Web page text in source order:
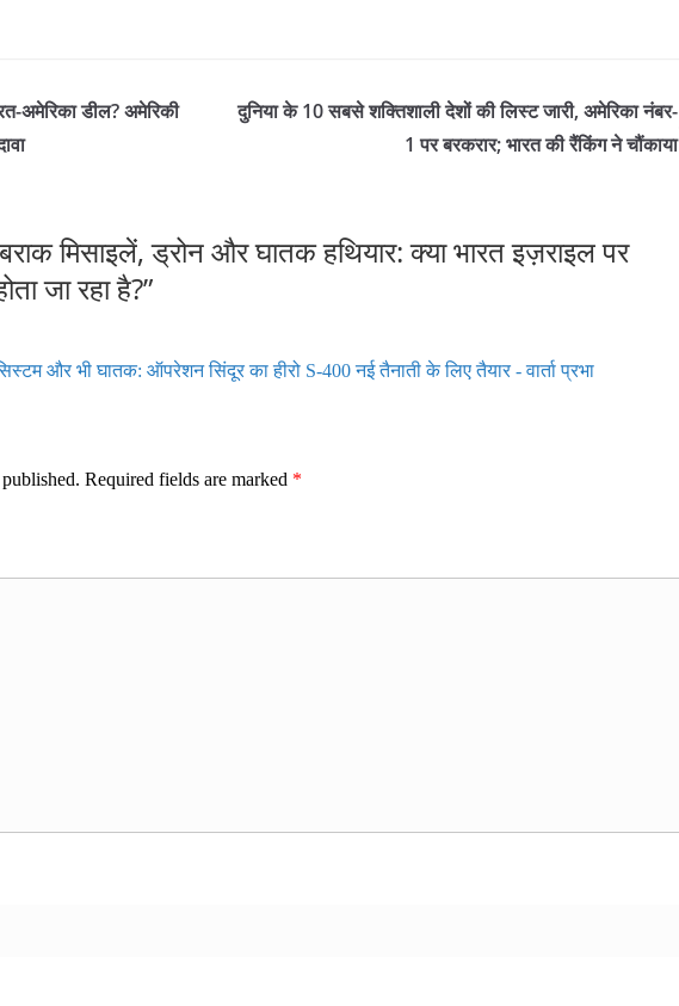
अमेरिका डील? अमेरिकी
दुनिया के 10 सबसे शक्तिशाली देशों की लिस्ट जारी, अमेरिका नंबर-
1 पर बरकरार; भारत की रैंकिंग ने चौंकाया
बराक मिसाइलें, ड्रोन और घातक हथियार: क्या भारत इज़राइल पर
जा रहा है?”
और भी घातक: ऑपरेशन सिंदूर का हीरो S-400 नई तैनाती के लिए तैयार - वार्ता प्रभा
Required fields are marked *